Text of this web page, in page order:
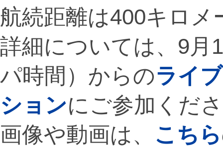
航続距離は400キロメ
詳細については、9月
パ時間）からのライ
ションにご参加くだ
画像や動画は、 こちら